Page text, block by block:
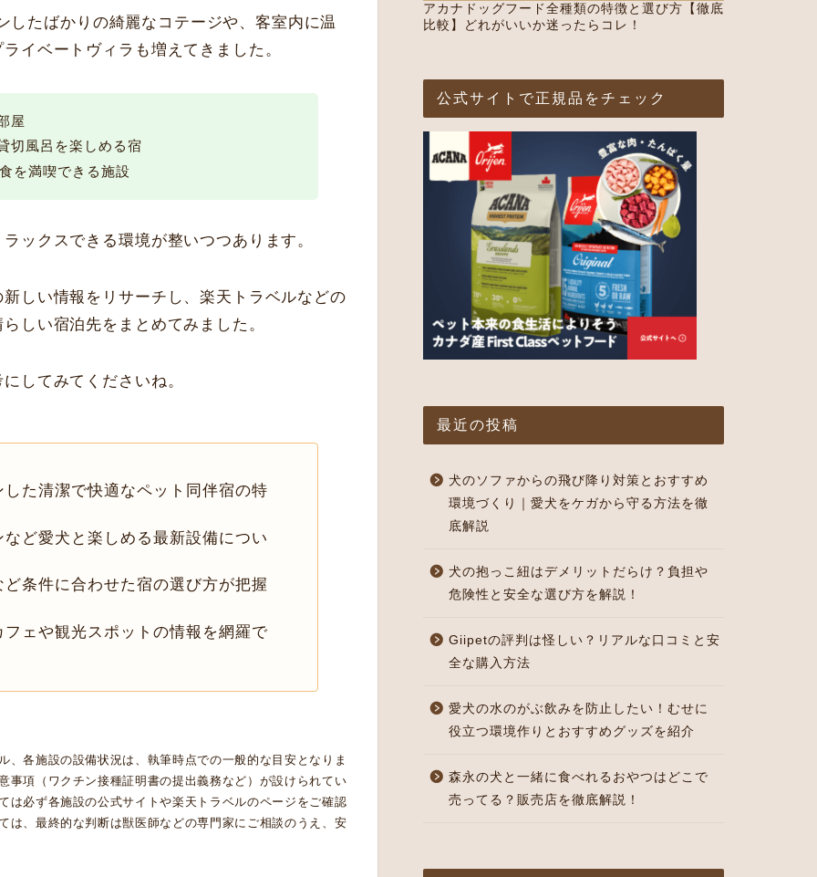
したばかりの綺麗なコテージや、客室内に温
イベートヴィラも増えてきました。
屋
切風呂を楽しめる宿
を満喫できる施設
ックスできる環境が整いつつあります。
しい情報をリサーチし、楽天トラベルなどの
しい宿泊先をまとめてみました。
してみてくださいね。
た清潔で快適なペット同伴宿の特
ど愛犬と楽しめる最新設備につい
条件に合わせた宿の選び方が把握
ェや観光スポットの情報を網羅で
各施設の設備状況は、執筆時点での一般的な目安となりま
事項（ワクチン接種証明書の提出義務など）が設けられてい
は必ず各施設の公式サイトや楽天トラベルのページをご確認
は、最終的な判断は獣医師などの専門家にご相談のうえ、安
アカナドッグフード全種類の特徴と選び方【徹底
比較】どれがいいか迷ったらコレ！
公式サイトで正規品をチェック
最近の投稿
犬のソファからの飛び降り対策とおすすめ
環境づくり｜愛犬をケガから守る方法を徹
底解説
犬の抱っこ紐はデメリットだらけ？負担や
危険性と安全な選び方を解説！
Giipetの評判は怪しい？リアルな口コミと安
全な購入方法
愛犬の水のがぶ飲みを防止したい！むせに
役立つ環境作りとおすすめグッズを紹介
森永の犬と一緒に食べれるおやつはどこで
売ってる？販売店を徹底解説！